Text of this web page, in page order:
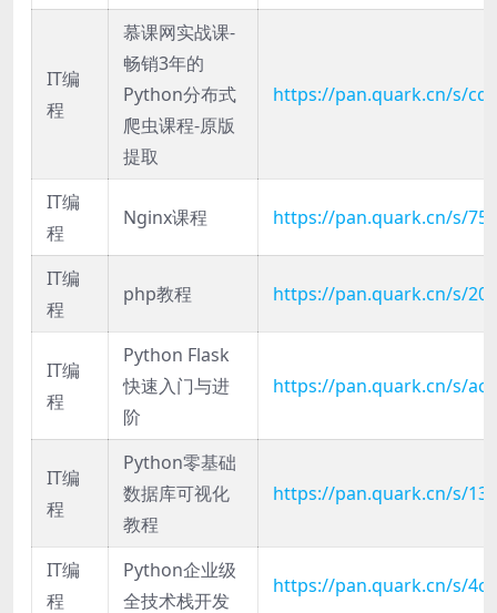
IT编
程
慕课网实战课-
畅销3年的
Python分布式
爬虫课程-原版
提取
https://pan.quark.cn/s/
IT编
程
Nginx课程 https://pan.quark.cn/s/
IT编
程
php教程 https://pan.quark.cn/s/
IT编
程
Python Flask
快速入门与进
阶
https://pan.quark.cn/s/
IT编
程
Python零基础
数据库可视化
教程
https://pan.quark.cn/s/
IT编
程
Python企业级
全技术栈开发
https://pan.quark.cn/s/